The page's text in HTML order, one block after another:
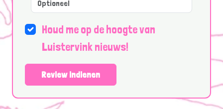
Houd me op de hoogte van
Luistervink nieuws!
Review indienen